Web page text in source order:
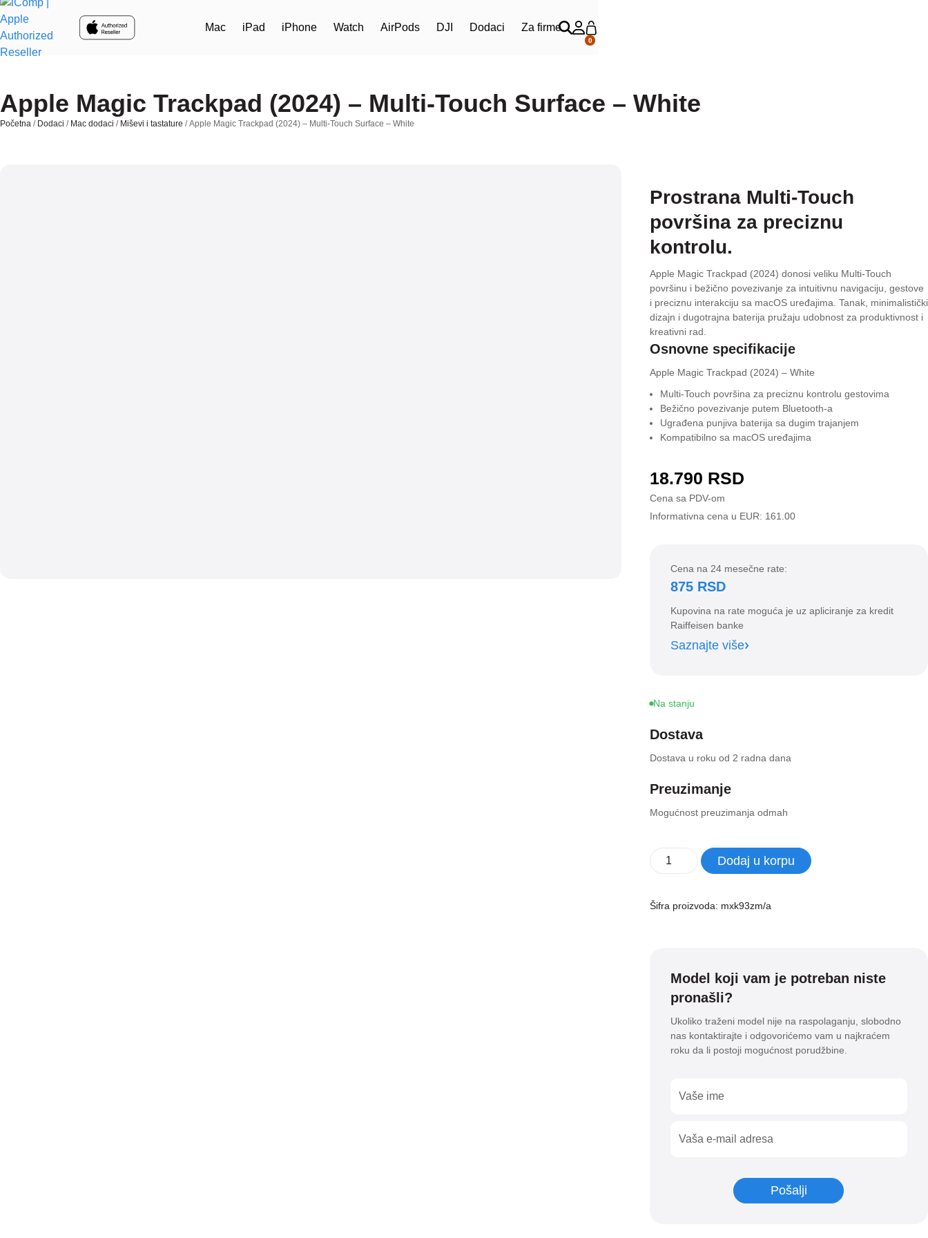
Skip to main content
Mac iPad iPhone Watch AirPods DJI Dodaci Za firme
0
Apple Magic Trackpad (2024) – Multi-Touch Surface – White
Početna / Dodaci / Mac dodaci / Miševi i tastature / Apple Magic Trackpad (2024) – Multi-Touch Surface – White
Prostrana Multi-Touch
površina za preciznu
kontrolu.
Apple Magic Trackpad (2024) donosi veliku Multi-Touch
površinu i bežično povezivanje za intuitivnu navigaciju, gestove
i preciznu interakciju sa macOS uređajima. Tanak, minimalistički
dizajn i dugotrajna baterija pružaju udobnost za produktivnost i
kreativni rad.
Osnovne specifikacije
Apple Magic Trackpad (2024) – White
Multi-Touch površina za preciznu kontrolu gestovima
Bežično povezivanje putem Bluetooth-a
Ugrađena punjiva baterija sa dugim trajanjem
Kompatibilno sa macOS uređajima
18.790 RSD
Cena sa PDV-om
Informativna cena u EUR: 161.00
Cena na 24 mesečne rate:
875 RSD
Kupovina na rate moguća je uz apliciranje za kredit
Raiffeisen banke
Saznajte više
Na stanju
Dostava
Dostava u roku od 2 radna dana
Preuzimanje
Mogućnost preuzimanja odmah
Apple
(2024)
Surface
White
količina
Dodaj u korpu
Šifra proizvoda: mxk93zm/a
Model koji vam je potreban niste
pronašli?
Ukoliko traženi model nije na raspolaganju, slobodno
nas kontaktirajte i odgovorićemo vam u najkraćem
roku da li postoji mogućnost porudžbine.